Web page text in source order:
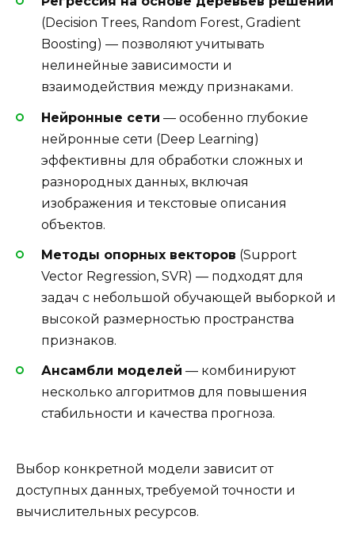
(Decision Trees, Random Forest, Gradient
Boosting) — позволяют учитывать
нелинейные зависимости и
взаимодействия между признаками.
Нейронные сети — особенно глубокие
нейронные сети (Deep Learning)
эффективны для обработки сложных и
разнородных данных, включая
изображения и текстовые описания
объектов.
Методы опорных векторов (Support
Vector Regression, SVR) — подходят для
задач с небольшой обучающей выборкой и
высокой размерностью пространства
признаков.
Ансамбли моделей — комбинируют
несколько алгоритмов для повышения
стабильности и качества прогноза.
Выбор конкретной модели зависит от
доступных данных, требуемой точности и
вычислительных ресурсов.